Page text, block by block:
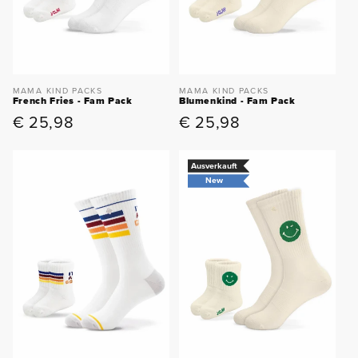
MAMA KIND PACKS
French Fries - Fam Pack
Normaler
€ 25,98
MAMA KIND PACKS
Blumenkind - Fam Pack
Normaler
€ 25,98
Ausverkauft
New